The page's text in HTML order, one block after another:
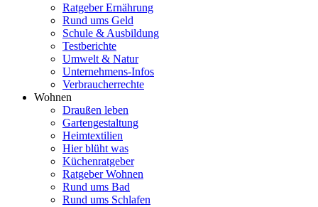
Ratgeber Ernährung
Rund ums Geld
Schule & Ausbildung
Testberichte
Umwelt & Natur
Unternehmens-Infos
Verbraucherrechte
Wohnen
Draußen leben
Gartengestaltung
Heimtextilien
Hier blüht was
Küchenratgeber
Ratgeber Wohnen
Rund ums Bad
Rund ums Schlafen